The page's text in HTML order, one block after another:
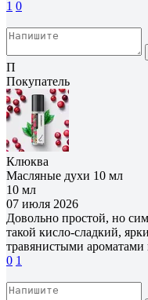
1 0
П
Покупатель
Клюква
Масляные духи 10 мл
10 мл
07 июля 2026
Довольно простой, но
такой кисло-сладкий,
травянистыми ароматами
0 1